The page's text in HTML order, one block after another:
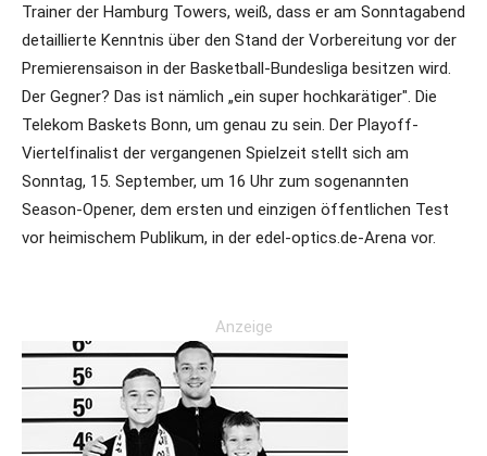
Trainer der Hamburg Towers, weiß, dass er am Sonntagabend
detaillierte Kenntnis über den Stand der Vorbereitung vor der
Premierensaison in der Basketball-Bundesliga besitzen wird.
Der Gegner? Das ist nämlich „ein super hochkarätiger". Die
Telekom Baskets Bonn, um genau zu sein. Der Playoff-
Viertelfinalist der vergangenen Spielzeit stellt sich am
Sonntag, 15. September, um 16 Uhr zum sogenannten
Season-Opener, dem ersten und einzigen öffentlichen Test
vor heimischem Publikum, in der edel-optics.de-Arena vor.
Anzeige